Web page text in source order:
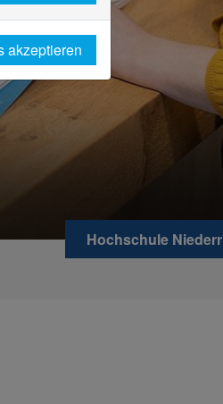
Hochschule
akzeptieren